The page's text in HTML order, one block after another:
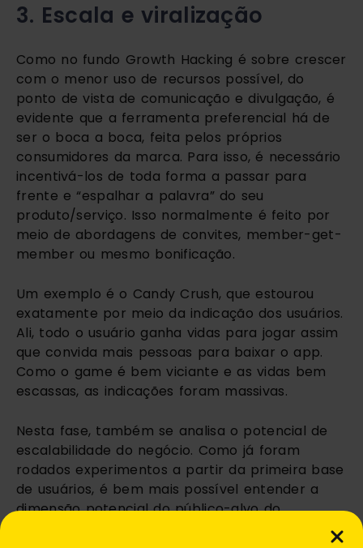
3. Escala e viralização
Como no fundo Growth Hacking é sobre crescer
com o menor uso de recursos possível, do
ponto de vista de comunicação e divulgação, é
evidente que a ferramenta preferencial há de
ser o boca a boca, feita pelos próprios
consumidores da marca. Para isso, é necessário
incentivá-los de toda forma a passar para
frente e “espalhar a palavra” do seu
produto/serviço. Isso normalmente é feito por
meio de abordagens de convites, member-get-
member ou mesmo bonificação.
Um exemplo é o Candy Crush, que estourou
exatamente por meio da indicação dos usuários.
Ali, todo o usuário ganha vidas para jogar assim
que convida mais pessoas para baixar o app.
Como o game é bem viciante e as vidas bem
escassas, as indicações foram massivas.
Nesta fase, também se analisa o potencial de
escalabilidade do negócio. Como já foram
rodados experimentos a partir da primeira base
de usuários, é bem mais possível entender a
dimensão potencial do público-alvo do